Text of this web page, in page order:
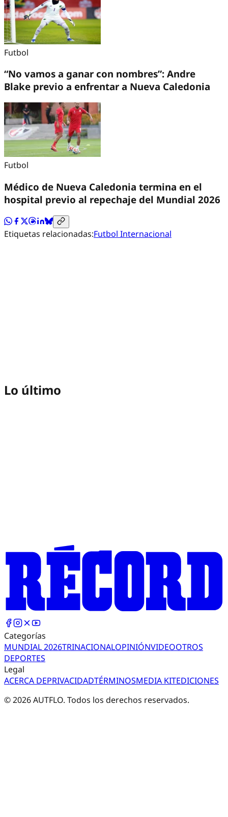
Futbol
“No vamos a ganar con nombres”: Andre
Blake previo a enfrentar a Nueva Caledonia
Futbol
Médico de Nueva Caledonia termina en el
hospital previo al repechaje del Mundial 2026
Etiquetas relacionadas:Futbol Internacional
Lo último
Categorías
MUNDIAL 2026TRINACIONALOPINIÓNVIDEOOTROS
DEPORTES
Legal
ACERCA DEPRIVACIDADTÉRMINOSMEDIA KITEDICIONES
©2026AUTFLO. Todos los derechos reservados.